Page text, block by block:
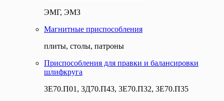
ЭМГ, ЭМЗ
Магнитные приспособления
плиты, столы, патроны
Приспособления для правки и балансировки
шлифкруга
3Е70.П01, 3Д70.П43, 3Е70.П32, 3Е70.П35